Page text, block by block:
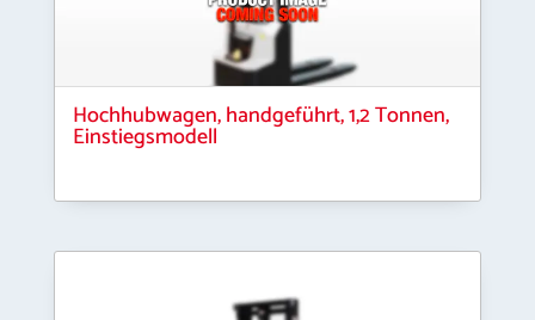
Hochhubwagen, handgeführt, 1,2 Tonnen,
Einstiegsmodell